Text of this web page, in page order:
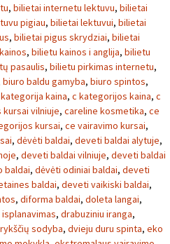
, bilietai internetu lektuvu, bilietai
pigiau, bilietai lektuvui, bilietai
, bilietai pigus skrydziai, bilietai
, bilietu kainos i anglija, bilietu
pasaulis, bilietu pirkimas internetu,
biuro baldu gamyba, biuro spintos,
kaina, c kategorijos kaina, c
vilniuje, careline kosmetika, ce
kursai, ce vairavimo kursai,
, dėvėti baldai, deveti baldai alytuje,
, deveti baldai vilniuje, deveti baldai
baldai, dėvėti odiniai baldai, deveti
baldai, deveti vaikiski baldai,
, diforma baldai, doleta langai,
, drabuziniu iranga,
sodyba, dvieju duru spinta, eko